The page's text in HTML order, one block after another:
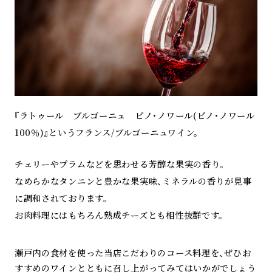
『ラトゥール ブルゴーニュ ピノ・ノワール(ピノ・ノワール
100％)』というフランス/ブルゴーニュワイン。
チェリーやプラムなどを思わせる芳醇な果実の香り。
なめらかなタンニンと豊かな果実味、ミネラルの香りが見事
に調和されております。
お肉料理にはもちろん熟成チーズとも相性抜群です。
瀬戸内の食材を使った当店こだわりのコース料理を、ぜひお
すすめのワインとともに召し上がってみてはいかがでしょう